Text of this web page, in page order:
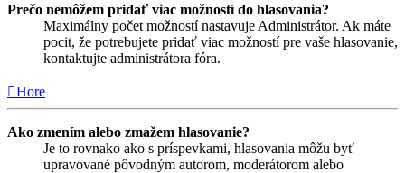
Prečo nemôžem pridať viac možností do hlasovania?
Maximálny počet možností nastavuje Administrátor. Ak máte
pocit, že potrebujete pridať viac možností pre vaše hlasovanie,
kontaktujte administrátora fóra.
Hore
Ako zmením alebo zmažem hlasovanie?
Je to rovnako ako s príspevkami, hlasovania môžu byť
upravované pôvodným autorom, moderátorom alebo